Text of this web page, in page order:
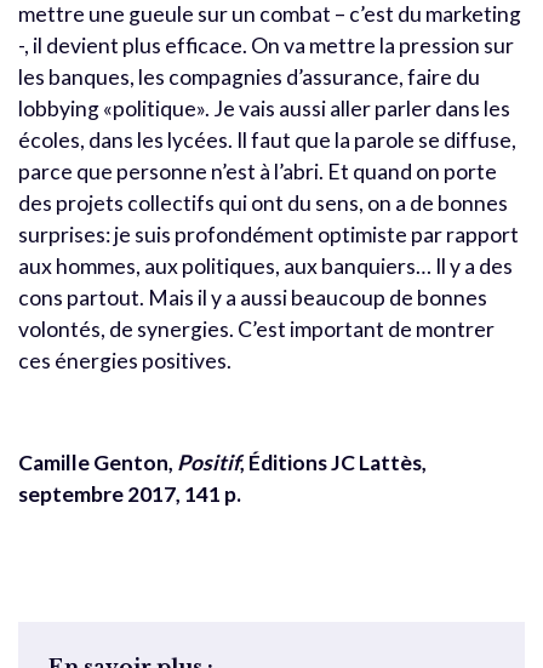
mettre une gueule sur un combat – c’est du marketing
-, il devient plus efficace. On va mettre la pression sur
les banques, les compagnies d’assurance, faire du
lobbying «politique». Je vais aussi aller parler dans les
écoles, dans les lycées. Il faut que la parole se diffuse,
parce que personne n’est à l’abri. Et quand on porte
des projets collectifs qui ont du sens, on a de bonnes
surprises: je suis profondément optimiste par rapport
aux hommes, aux politiques, aux banquiers… Il y a des
cons partout. Mais il y a aussi beaucoup de bonnes
volontés, de synergies. C’est important de montrer
ces énergies positives.
Camille Genton, Positif, Éditions JC Lattès,
septembre 2017, 141 p.